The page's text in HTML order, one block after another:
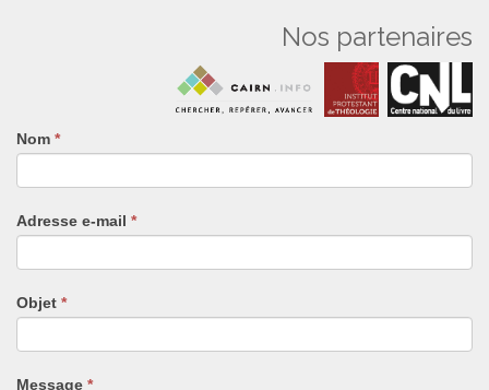
Nos partenaires
Nom *
Adresse e-mail *
Objet *
Message *
Si
vous
êtes
humain,
remplissez
ce